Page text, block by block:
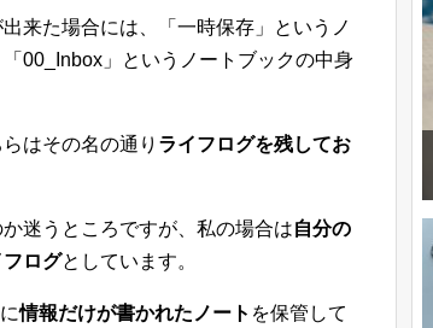
来た場合には、「一時保存」というノ
00_Inbox」というノートブックの中身
はその名の通り ライフログを残してお
迷うところですが、私の場合は自分の
ログとしています。
情報だけが書かれたノート を保管して